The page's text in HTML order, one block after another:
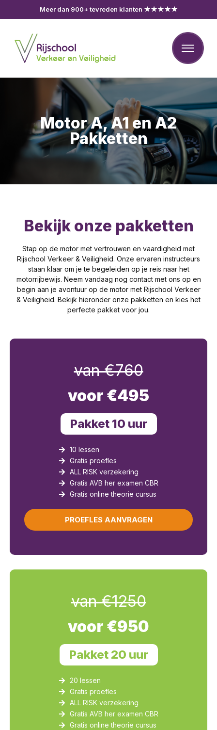
Meer dan 900+ tevreden klanten ★★★★★
Motor A, A1 en A2
Pakketten
Bekijk onze pakketten
Stap op de motor met vertrouwen en vaardigheid met
Rijschool Verkeer & Veiligheid. Onze ervaren instructeurs
staan klaar om je te begeleiden op je reis naar het
motorrijbewijs. Neem vandaag nog contact met ons op en
begin aan je avontuur op de motor met Rijschool Verkeer
& Veiligheid. Bekijk hieronder onze pakketten en kies het
perfecte pakket voor jou.
van €760
voor €495
Pakket 10 uur
10 lessen
Gratis proefles
ALL RISK verzekering
Gratis AVB her examen CBR
Gratis online theorie cursus
PROEFLES AANVRAGEN
van €1250
voor €950
Pakket 20 uur
20 lessen
Gratis proefles
ALL RISK verzekering
Gratis AVB her examen CBR
Gratis online theorie cursus